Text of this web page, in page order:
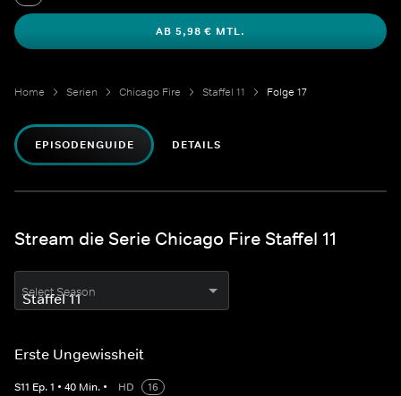
AB 5,98 € MTL.
Home Serien Chicago Fire Staffel 11 Folge 17
EPISODENGUIDE DETAILS
Stream die Serie Chicago Fire Staffel 11
Select Season
Erste Ungewissheit
S11 Ep.1 • 40 Min. • HD
16